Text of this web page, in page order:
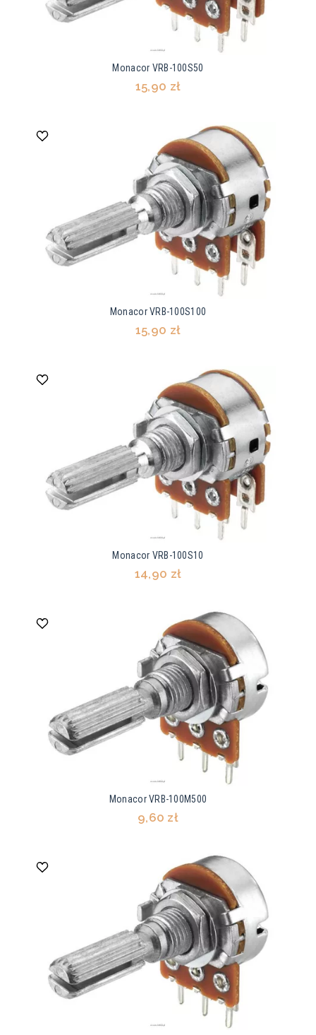
Monacor VRB-100S50
15,90 zł
Monacor VRB-100S100
15,90 zł
Monacor VRB-100S10
14,90 zł
Monacor VRB-100M500
9,60 zł